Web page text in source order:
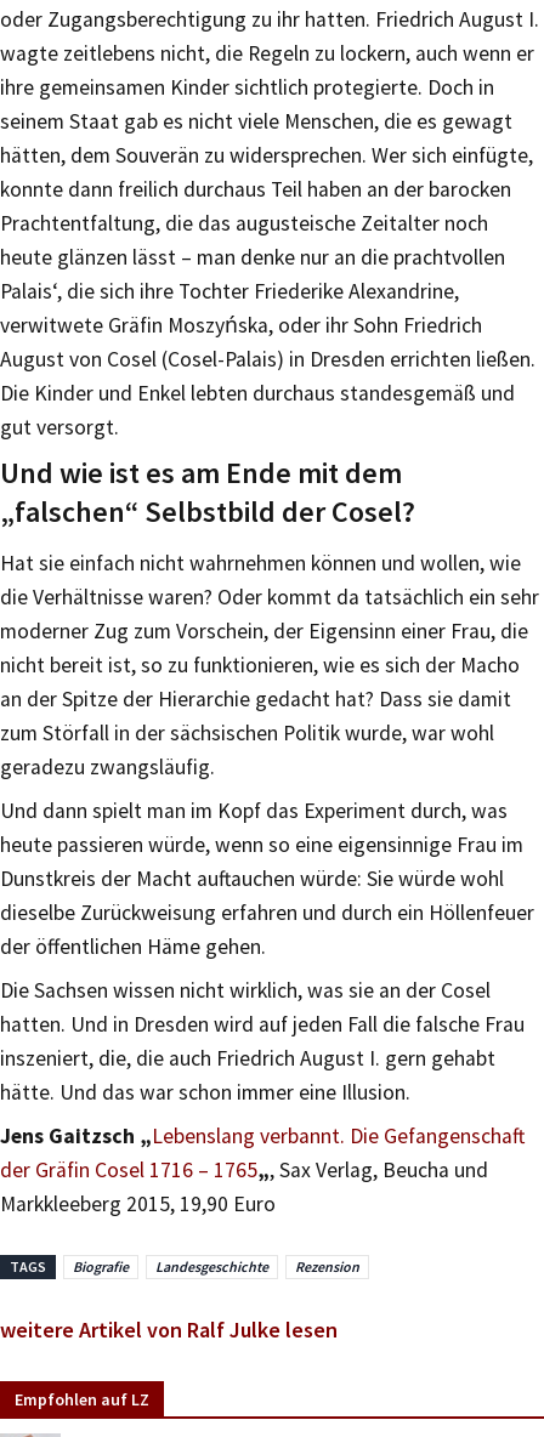
oder Zugangsberechtigung zu ihr hatten. Friedrich August I.
wagte zeitlebens nicht, die Regeln zu lockern, auch wenn er
ihre gemeinsamen Kinder sichtlich protegierte. Doch in
seinem Staat gab es nicht viele Menschen, die es gewagt
hätten, dem Souverän zu widersprechen. Wer sich einfügte,
konnte dann freilich durchaus Teil haben an der barocken
Prachtentfaltung, die das augusteische Zeitalter noch
heute glänzen lässt – man denke nur an die prachtvollen
Palais‘, die sich ihre Tochter Friederike Alexandrine,
verwitwete Gräfin Moszyńska, oder ihr Sohn Friedrich
August von Cosel (Cosel-Palais) in Dresden errichten ließen.
Die Kinder und Enkel lebten durchaus standesgemäß und
gut versorgt.
Und wie ist es am Ende mit dem
„falschen“ Selbstbild der Cosel?
Hat sie einfach nicht wahrnehmen können und wollen, wie
die Verhältnisse waren? Oder kommt da tatsächlich ein sehr
moderner Zug zum Vorschein, der Eigensinn einer Frau, die
nicht bereit ist, so zu funktionieren, wie es sich der Macho
an der Spitze der Hierarchie gedacht hat? Dass sie damit
zum Störfall in der sächsischen Politik wurde, war wohl
geradezu zwangsläufig.
Und dann spielt man im Kopf das Experiment durch, was
heute passieren würde, wenn so eine eigensinnige Frau im
Dunstkreis der Macht auftauchen würde: Sie würde wohl
dieselbe Zurückweisung erfahren und durch ein Höllenfeuer
der öffentlichen Häme gehen.
Die Sachsen wissen nicht wirklich, was sie an der Cosel
hatten. Und in Dresden wird auf jeden Fall die falsche Frau
inszeniert, die, die auch Friedrich August I. gern gehabt
hätte. Und das war schon immer eine Illusion.
Jens Gaitzsch „Lebenslang verbannt. Die Gefangenschaft
der Gräfin Cosel 1716 – 1765„, Sax Verlag, Beucha und
Markkleeberg 2015, 19,90 Euro
TAGS Biografie Landesgeschichte Rezension
weitere Artikel von Ralf Julke lesen
Empfohlen auf LZ